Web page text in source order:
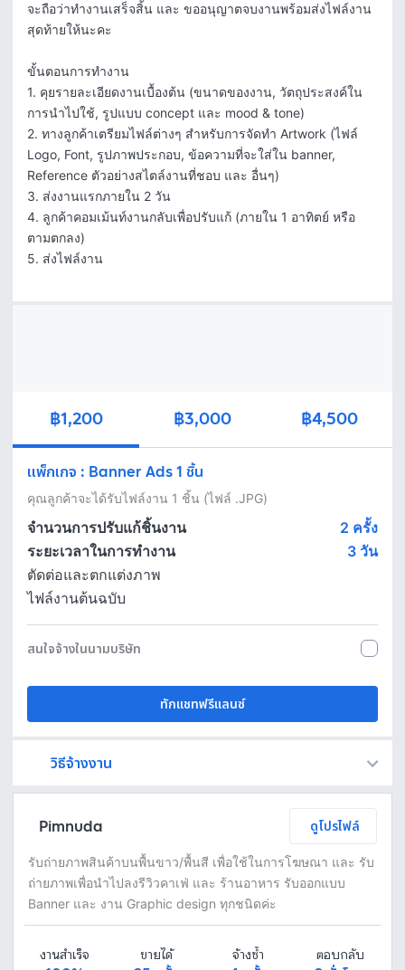
จะถือว่าทำงานเสร็จสิ้น และ ขออนุญาตจบงานพร้อมส่งไฟล์งาน
สุดท้ายให้นะคะ
ขั้นตอนการทำงาน
1. คุยรายละเอียดงานเบื้องต้น (ขนาดของงาน, วัตถุประสงค์ใน
การนำไปใช้, รูปแบบ concept และ mood & tone)
2. ทางลูกค้าเตรียมไฟล์ต่างๆ สำหรับการจัดทำ Artwork (ไฟล์
Logo, Font, รูปภาพประกอบ, ข้อความที่จะใส่ใน banner,
Reference ตัวอย่างสไตล์งานที่ชอบ และ อื่นๆ)
3. ส่งงานแรกภายใน 2 วัน
4. ลูกค้าคอมเม้นท์งานกลับเพื่อปรับแก้ (ภายใน 1 อาทิตย์ หรือ
ตามตกลง)
5. ส่งไฟล์งาน
฿1,200 ฿3,000 ฿4,500
แพ็กเกจ : Banner Ads 1 ชิ้น
คุณลูกค้าจะได้รับไฟล์งาน 1 ชิ้น (ไฟล์ .JPG)
จำนวนการปรับแก้ชิ้นงาน
2 ครั้ง
ระยะเวลาในการทำงาน
3 วัน
ตัดต่อและตกแต่งภาพ
ไฟล์งานต้นฉบับ
สนใจจ้างในนามบริษัท
ทักแชทฟรีแลนซ์
วิธีจ้างงาน
Pimnuda ดูโปรไฟล์
รับถ่ายภาพสินค้าบนพื้นขาว/พื้นสี เพื่อใช้ในการโฆษณา และ รับ
ถ่ายภาพเพื่อนำไปลงรีวิวคาเฟ่ และ ร้านอาหาร รับออกแบบ
Banner และ งาน Graphic design ทุกชนิดค่ะ
งานสำเร็จ ขายได้ จ้างซ้ำ ตอบกลับ